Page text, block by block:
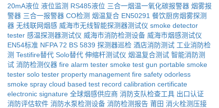
20mA液位 液位监测 RS485液位 三合一烟温一氧化碳报警器 烟雾报
警器 三合一报警器 CO检测 烟温复合 EN50291 餐饮厨房烟雾探测
器 无线联网烟感 威海市无线智能探测器测试仪 smoke detector
tester 感温探测器测试仪 威海市消防检测设备 威海市烟感测试仪
EN54标准 NFPA 72 BS 5839 探测器巡检 酒店消防测试 工业消防检
测 Testifire替代 Solo替代 伸缩杆测试仪 烟温复合测试 智能消防测
试 消防检测仪器 fire alarm tester smoke test gun portable smoke
tester solo tester property management fire safety odorless
smoke spray cloud based test record calibration certificate
electronic signature 全球烟感供应商 消防支队检查工具 出口认证
消防评估软件 消防水泵检测设备 消防检测报告 莆田 消火栓测压接